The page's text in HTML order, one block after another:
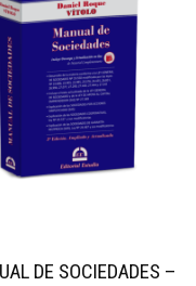
DE SOCIEDADES –